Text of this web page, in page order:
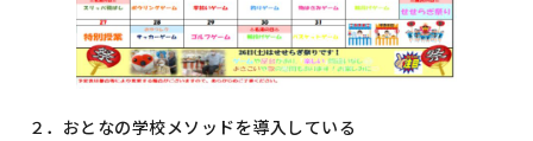
２．おとなの学校メソッドを導入している